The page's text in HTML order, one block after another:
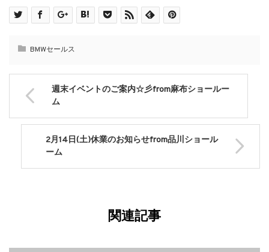
BMWセールス
週末イベントのご案内☆彡from麻布ショールー
ム
2月14日(土)休業のお知らせfrom品川ショール
ーム
関連記事